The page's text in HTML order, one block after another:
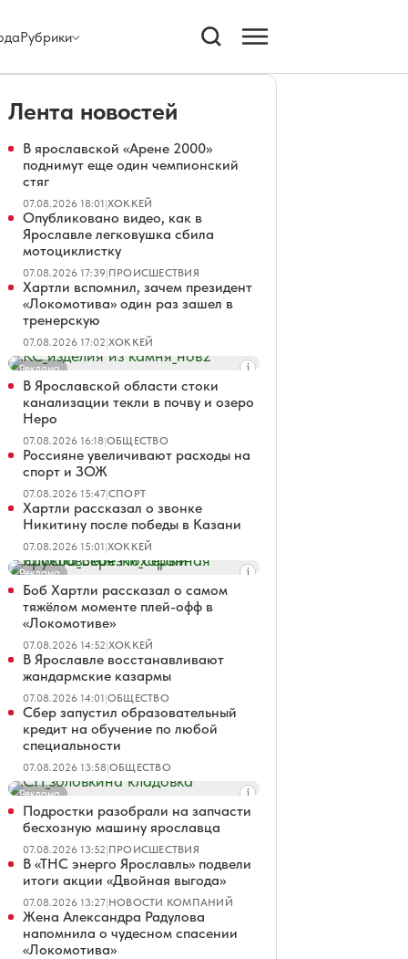
Рубрики
Лента новостей
В ярославской «Арене 2000»
поднимут еще один чемпионский
стяг
07.08.2026 18:01|ХОККЕЙ
Опубликовано видео, как в
Ярославле легковушка сбила
мотоциклистку
07.08.2026 17:39|ПРОИСШЕСТВИЯ
Хартли вспомнил, зачем президент
«Локомотива» один раз зашел в
тренерскую
07.08.2026 17:02|ХОККЕЙ
Реклама
В Ярославской области стоки
канализации текли в почву и озеро
Неро
07.08.2026 16:18|ОБЩЕСТВО
Россияне увеличивают расходы на
спорт и ЗОЖ
07.08.2026 15:47|СПОРТ
Хартли рассказал о звонке
Никитину после победы в Казани
07.08.2026 15:01|ХОККЕЙ
Реклама
Боб Хартли рассказал о самом
тяжёлом моменте плей-офф в
«Локомотиве»
07.08.2026 14:52|ХОККЕЙ
В Ярославле восстанавливают
жандармские казармы
07.08.2026 14:01|ОБЩЕСТВО
Сбер запустил образовательный
кредит на обучение по любой
специальности
07.08.2026 13:58|ОБЩЕСТВО
Реклама
Подростки разобрали на запчасти
бесхозную машину ярославца
07.08.2026 13:52|ПРОИСШЕСТВИЯ
В «ТНС энерго Ярославль» подвели
итоги акции «Двойная выгода»
07.08.2026 13:27|НОВОСТИ КОМПАНИЙ
Жена Александра Радулова
напомнила о чудесном спасении
«Локомотива»